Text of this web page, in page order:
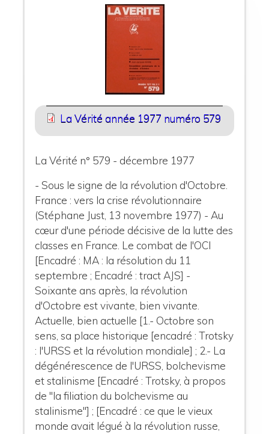
La Vérité année 1977 numéro 579
La Vérité n° 579 - décembre 1977
- Sous le signe de la révolution d'Octobre.
France : vers la crise révolutionnaire
(Stéphane Just, 13 novembre 1977) - Au
cœur d'une période décisive de la lutte des
classes en France. Le combat de l'OCI
[Encadré : MA : la résolution du 11
septembre ; Encadré : tract AJS] -
Soixante ans après, la révolution
d'Octobre est vivante, bien vivante.
Actuelle, bien actuelle [1.- Octobre son
sens, sa place historique [encadré : Trotsky
: l'URSS et la révolution mondiale] ; 2.- La
dégénérescence de l'URSS, bolchevisme
et stalinisme [Encadré : Trotsky, à propos
de "la filiation du bolchevisme au
stalinisme"] ; [Encadré : ce que le vieux
monde avait légué à la révolution russe,